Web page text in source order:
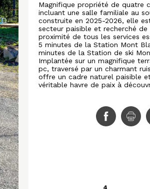
Magnifique propriété de quatre
incluant une salle familiale au
construite en 2025-2026, elle
secteur paisible et recherché
proximité de tous les services
5 minutes de la Station Mont
minutes de la Station de ski
Implantée sur un magnifique
pc, traversé par un charmant
offre un cadre naturel paisible
véritable havre de paix à
4